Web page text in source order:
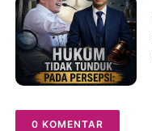
0 KOMENTAR